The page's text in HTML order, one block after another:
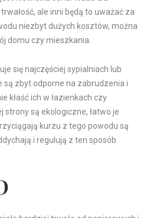
ale inni będą to uważać za
niezbyt dużych kosztów, można
domu czy mieszkania.
się najczęściej sypialniach lub
są zbyt odporne na zabrudzenia i
kłaść ich w łazienkach czy
strony są ekologiczne, łatwo je
kurzu z tego powodu są
i regulują z ten sposób